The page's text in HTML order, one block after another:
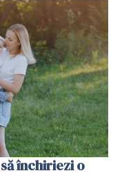
închiriezi o